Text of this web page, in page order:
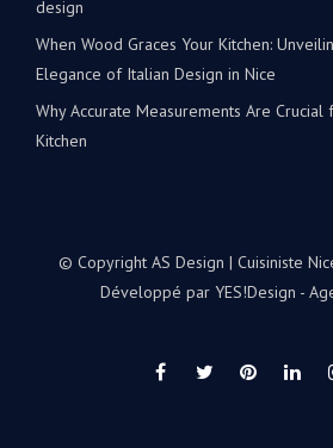
design
When Wood Graces Your Kitchen:
Elegance of Italian Design in Nice
Why Accurate Measurements Are Crucial
Kitchen
© Copyright AS Design | Cuisiniste
Développé par YES!Design -